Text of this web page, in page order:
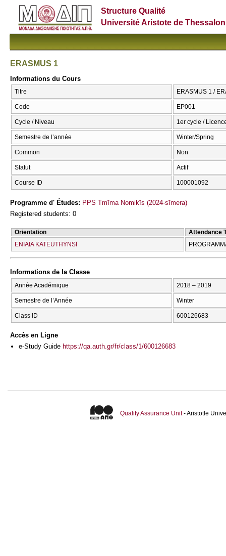
Structure Qualité
Université Aristote de
ERASMUS 1
Informations du Cours
Titre ERASMUS 1 /
Code ΕΡ001
Cycle / Niveau 1er cycle /
Semestre de l’année Winter/Spring
Common Non
Statut Actif
Course ID 100001092
Programme d' Études: PPS Tmīma Nomikīs (2024-sīmera)
Registered students: 0
Orientation
Attendance
ENIAIA KATEUTHYNSĪ
Informations de la Classe
Année Académique 2018 – 2019
Semestre de l’Année Winter
Class ID 600126683
Accès en Ligne
e-Study Guide https://qa.auth.gr/fr/class/1/600126683
Quality Assurance Unit- Aristotle